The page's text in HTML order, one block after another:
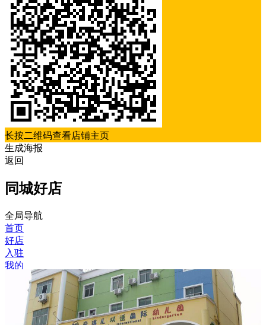
长按二维码查看店铺主页
生成海报
返回
同城好店
全局导航
首页
好店
入驻
我的